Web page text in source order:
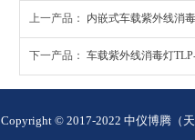
上一产品： 内嵌式车载紫外线消
下一产品： 车载紫外线消毒灯
Copyright © 2017-2022 中仪博腾（